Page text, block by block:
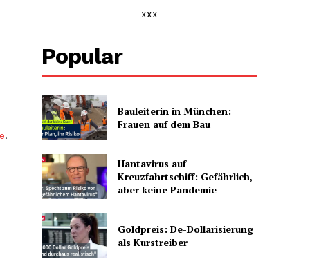
.
xxx
Popular
Bauleiterin in München:
Frauen auf dem Bau
Hantavirus auf
Kreuzfahrtschiff: Gefährlich,
aber keine Pandemie
Goldpreis: De-Dollarisierung
als Kurstreiber